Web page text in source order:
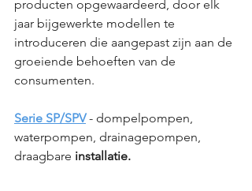
producten opgewaardeerd, door elk
jaar bijgewerkte modellen te
introduceren die aangepast zijn aan de
groeiende behoeften van de
consumenten.
Serie SP/SPV - dompelpompen,
waterpompen, drainagepompen,
draagbare installatie.